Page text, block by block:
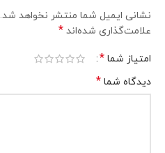
نشانی ایمیل شما منتشر نخواهد شد.
علامت‌گذاری شده‌اند *
امتیاز شما *
دیدگاه شما *